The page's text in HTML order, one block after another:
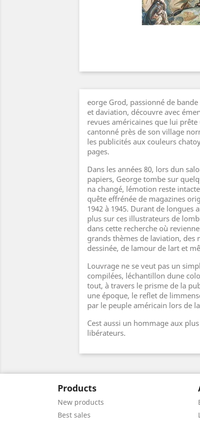
eorge Grod, passionné de
et daviation, découvre avec
revues américaines que lui
cantonné près de son village
les publicités aux couleurs
pages.
Dans les années 80, lors dun
papiers, George tombe sur
na changé, lémotion reste
quête effrénée de magazines
1942 à 1945. Durant de longues
plus sur ces illustrateurs de
dans cette recherche où
grands thèmes de laviation, des
dessinée, de lamour de lart et
Louvrage ne se veut pas un
compilées, léchantillon dune
tout, à travers le prisme de la
une époque, le reflet de
par le peuple américain lors de
Cest aussi un hommage aux
libérateurs.
Products
New products
Best sales